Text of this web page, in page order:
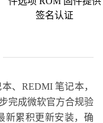
签名认证
、REDMI 笔记本，
完成微软官方合规验
新累积更新安装，确